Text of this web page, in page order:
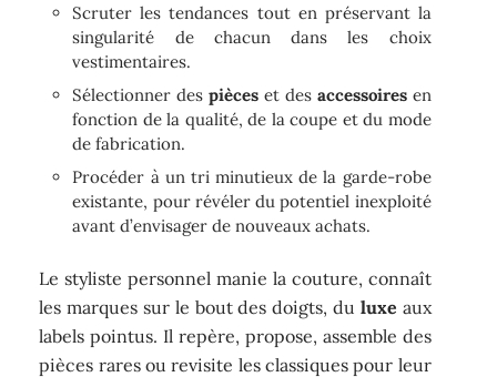
Scruter les tendances tout en préservant la
singularité de chacun dans les choix
vestimentaires.
Sélectionner despièces et des accessoiresen
fonction de la qualité, de la coupe et du mode
de fabrication.
Procéder à un tri minutieux de la garde-robe
existante, pour révéler du potentiel inexploité
avant d’envisager de nouveaux achats.
Le styliste personnel manie la couture, connaît
les marques sur le bout des doigts, du luxe aux
labels pointus. Il repère, propose, assemble des
pièces rares ou revisite les classiques pour leur